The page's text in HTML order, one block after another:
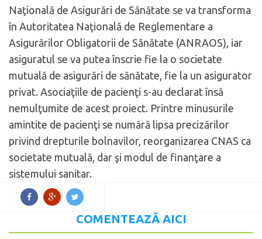
Naţională de Asigurări de Sănătate se va transforma
în Autoritatea Naţională de Reglementare a
Asigurărilor Obligatorii de Sănătate (ANRAOS), iar
asiguratul se va putea înscrie fie la o societate
mutuală de asigurări de sănătate, fie la un asigurator
privat. Asociaţiile de pacienţi s-au declarat însă
nemulţumite de acest proiect. Printre minusurile
amintite de pacienţi se numără lipsa precizărilor
privind drepturile bolnavilor, reorganizarea CNAS ca
societate mutuală, dar şi modul de finanţare a
sistemului sanitar.
COMENTEAZĂ AICI